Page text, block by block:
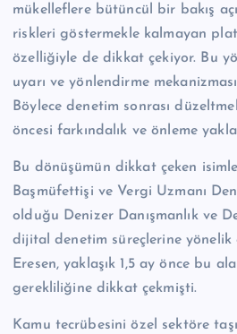
mükelleflere bütüncül bir bakış
riskleri göstermekle kalmayan
özelliğiyle de dikkat çekiyor. Bu
uyarı ve yönlendirme
Böylece denetim sonrası
öncesi farkındalık ve önleme
Bu dönüşümün dikkat çeken
Başmüfettişi ve Vergi Uzmanı
olduğu Denizer Danışmanlık ve
dijital denetim süreçlerine yönelik
Eresen, yaklaşık 1,5 ay önce bu
gerekliliğine dikkat çekmişti.
Kamu tecrübesini özel sektöre